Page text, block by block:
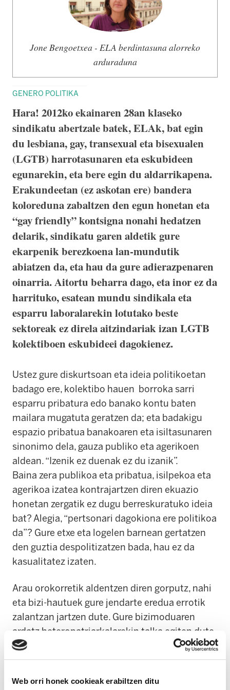
Web orri honek cookieak erabiltzen ditu
Jone Bengoetxea - ELA berdintasuna alorreko
arduraduna
GENERO POLITIKA
Hara! 2012ko ekainaren 28an klaseko
sindikatu abertzale batek, ELAk, bat egin
du lesbiana, gay, transexual eta bisexualen
(LGTB) harrotasunaren eta eskubideen
egunarekin, eta bere egin du aldarrikapena.
Erakundeetan (ez askotan ere) bandera
koloreduna zabaltzen den egun honetan eta
“gay friendly” kontsigna nonahi hedatzen
delarik, sindikatu garen aldetik gure
ekarpenik berezkoena lan-mundutik
abiatzen da, eta hau da gure adierazpenaren
oinarria. Aitortu beharra dago, eta inor ez da
harrituko, esatean mundu sindikala eta
esparru laboralarekin lotutako beste
sektoreak ez direla aitzindariak izan LGTB
kolektiboen eskubideei dagokienez.
Ustez gure diskurtsoan eta ideia politikoetan
badago ere, kolektibo hauen borroka sarri
esparru pribatura edo banako kontu baten
mailara mugatuta geratzen da; eta badakigu
espazio pribatua banakoaren eta isiltasunaren
sinonimo dela, gauza publiko eta agerikoen
aldean. “Izenik ez duenak ez du izanik”.
Baina zera publikoa eta pribatua, isilpekoa eta
agerikoa izatea kontrajartzen diren ekuazio
honetan zergatik ez dugu berreskuratuko ideia
bat? Alegia, “pertsonari dagokiona ere politikoa
da”? Gure etxe eta logelen barnean gertatzen
den guztia despolitizatzen bada, hau ez da
kasualitatez izaten.
Arau orokorretik aldentzen diren gorputz, nahi
eta bizi-hautuek gure jendarte eredua errotik
zalantzan jartzen dute. Gure bizimoduaren
ardatz heteropatriarkalarekin talka egiten dute,
hau jendartearen “koipeztatzaile natural” gisa
oharkabean baitago hor. Lan-merkatua beste